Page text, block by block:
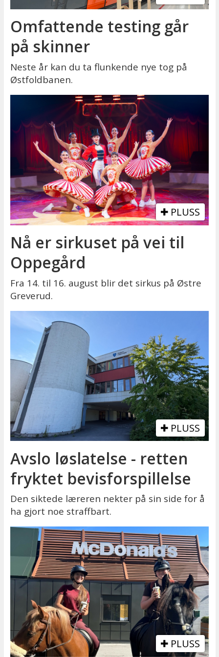
Omfattende testing går
på skinner
Neste år kan du ta flunkende nye tog på
Østfoldbanen.
PLUSS
Nå er sirkuset på vei til
Oppegård
Fra 14. til 16. august blir det sirkus på Østre
Greverud.
PLUSS
Avslo løslatelse - retten
fryktet bevisforspillelse
Den siktede læreren nekter på sin side for å
ha gjort noe straffbart.
PLUSS